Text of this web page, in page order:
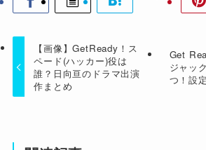
【画像】GetReady！ス
ペード(ハッカー)役は
誰？日向亘のドラマ出演
作まとめ
Get
ジャッ
つ！設